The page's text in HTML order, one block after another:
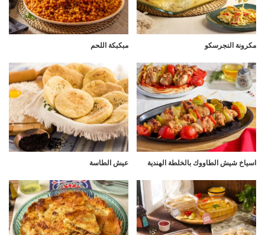
مكرونة النجرسكو مبكبكة اللحم
اسياخ شيش الطاووك بالخلطة الهندية عيش الطاسة